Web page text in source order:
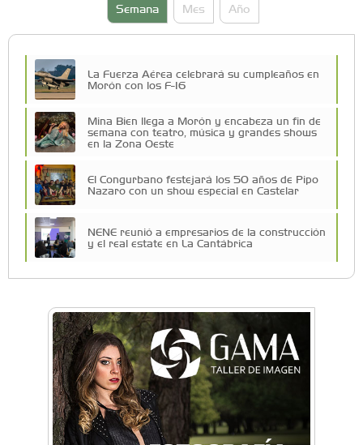
Semana Mes Año
La Fuerza Aérea celebrará su cumpleaños en
Morón con los F-16
Mina Bien llega a Morón y encabeza un fin de
semana con teatro, música y grandes shows
en la Zona Oeste
El Congurbano festejará los 50 años de Pipo
Nazaro con un show especial en Castelar
NENE reunió a empresarios de la construcción
y el real estate en La Cantábrica
Una compañía teatral de Castelar competirá
por el Premio FEBA Cultura
La primera vez que Eva Perón voló en avión lo
hizo desde Morón
Mariana Croce: "Hoy las empresas necesitan